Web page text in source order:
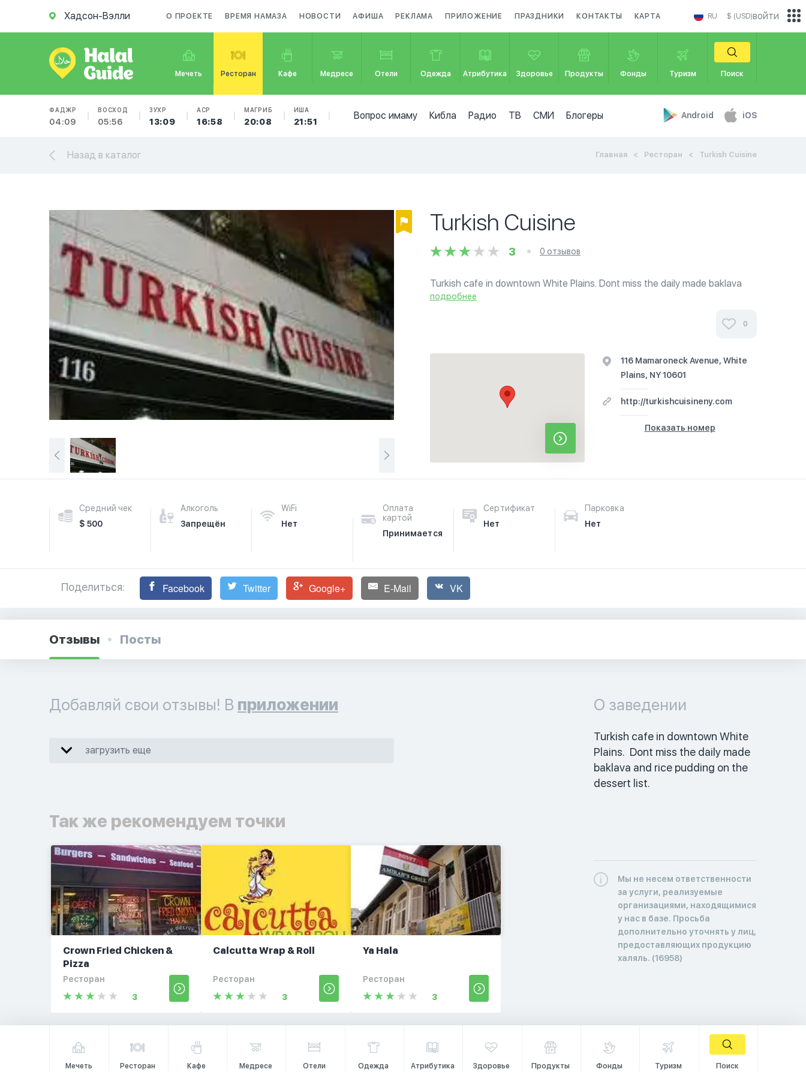
Хадсон-Вэлли О ПРОЕКТЕ ВРЕМЯ НАМАЗА НОВОСТИ АФИША РЕКЛАМА ПРИЛОЖЕНИЕ ПРАЗДНИКИ КОНТАКТЫ КАРТА RU $ (USD)
Мечеть Ресторан Кафе Медресе Отели Одежда Атрибутика Здоровье Продукты Фонды Туризм Поиск
ФАДЖР
04:09
ВОСХОД
05:56
ЗУХР
13:09
АСР
16:58
МАГРИБ
20:08
ИША
21:51
Вопрос имаму Кибла Радио ТВ СМИ Блогеры Android iOS
войти
Назад в каталог Главная Ресторан Turkish Cuisine
Turkish Cuisine
3 0 отзывов
Turkish cafe in downtown White Plains. Dont miss the daily made baklava
and rice pudding on the dessert list.
подробнее
0
116 Mamaroneck Avenue, White
Plains, NY 10601
http://turkishcuisineny.com
Показать номер
Средний чек
$ 500
Алкоголь
Запрещён
WiFi
Нет
Оплата
картой
Принимается
Сертификат
Нет
Парковка
Нет
Поделиться: Facebook Twitter Google+ E-Mail VK
Отзывы Посты
Добавляй свои отзывы! В приложении
загрузить еще
Так же рекомендуем точки
Crown Fried Chicken &
Pizza
Ресторан
3
Calcutta Wrap & Roll
Ресторан
3
Ya Hala
Ресторан
3
О заведении
Turkish cafe in downtown White
Plains.  Dont miss the daily made
baklava and rice pudding on the
dessert list.
Мы не несем ответственности
за услуги, реализуемые
организациями, находящимися
у нас в базе. Просьба
дополнительно уточнять у лиц,
предоставляющих продукцию
халяль. (16958)
Мечеть Ресторан Кафе Медресе Отели Одежда Атрибутика Здоровье Продукты Фонды Туризм Поиск